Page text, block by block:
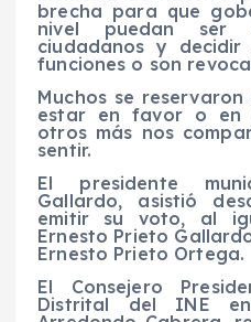
brecha para que
nivel puedan ser
ciudadanos y
funciones o son
Muchos se
estar en favor o en
otros más nos
sentir.
El presidente
Gallardo, asistió
emitir su voto, al
Ernesto Prieto
Ernesto Prieto Ortega.
El Consejero
Distrital del INE en